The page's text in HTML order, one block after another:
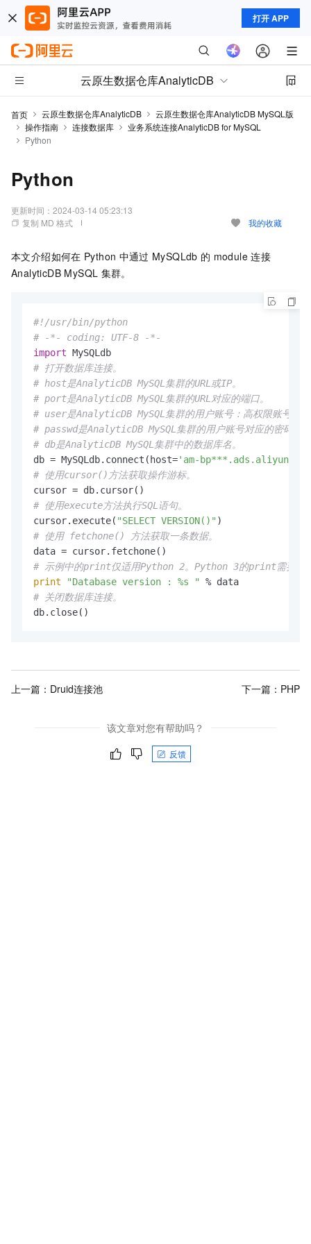
打开 APP
云原生数据仓库AnalyticDB
首页 云原生数据仓库AnalyticDB
云原生数据仓库AnalyticDB MySQL版
操作指南
连接数据库
业务系统连接AnalyticDB for MySQL
Python
Python
更新时间： 2024-03-14 05:23:13
复制 MD 格式
我的收藏
本文介绍如何在 Python 中通过 MySQLdb 的 module 连接
AnalyticDB MySQL 集群。
#!/usr/bin/python
# -*- coding: UTF-8 -*-
import
# 打开数据库连接。
# host是AnalyticDB MySQL集群的URL或IP。
# port是AnalyticDB MySQL集群的URL对应的端口。
# user是AnalyticDB MySQL集群的用户账号：高权限账号或
# passwd是AnalyticDB MySQL集群的用户账号对应的密码。
# db是AnalyticDB MySQL集群中的数据库名。
db = MySQLdb.connect(host='am-
# 使用cursor()方法获取操作游标。
# 使用execute方法执行SQL语句。
cursor.execute( "SELECT VERSION()"
# 使用 fetchone() 方法获取一条数据。
# 示例中的print仅适用Python 2。Python 3的print需
print
"Database version : %s "
# 关闭数据库连接。
db.close()
上一篇： Druid连接池 下一篇： PHP
该文章对您有帮助吗？
反馈